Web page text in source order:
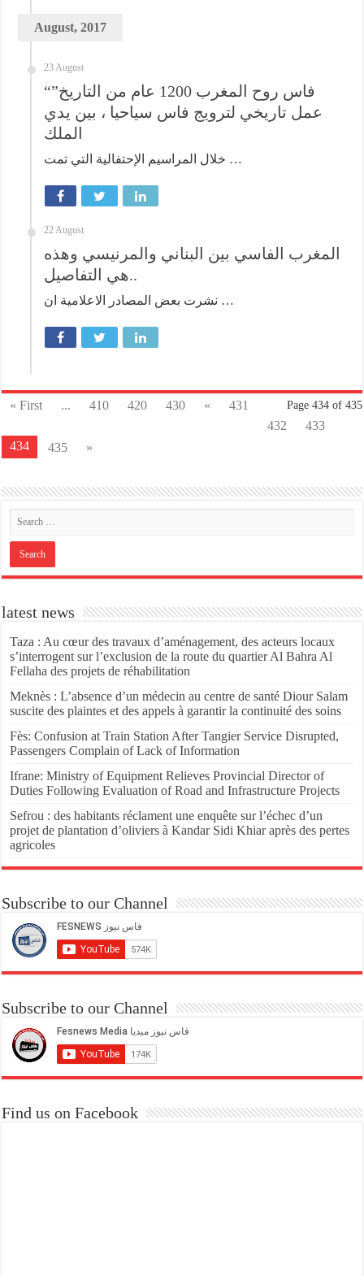
August, 2017
23 August
“فاس روح المغرب 1200 عام من التاريخ”
عمل تاريخي لترويج فاس سياحيا ، بين يدي
الملك
خلال المراسيم الإحتفالية التي تمت …
22 August
المغرب الفاسي بين البناني والمرنيسي وهذه
هي التفاصيل..
نشرت بعض المصادر الاعلامية ان …
Page 434 of 435
« First ... 410 420 430 «
431
432
433
434
435 »
latest news
Taza : Au cœur des travaux d’aménagement, des acteurs locaux
s’interrogent sur l’exclusion de la route du quartier Al Bahra Al
Fellaha des projets de réhabilitation
Meknès : L’absence d’un médecin au centre de santé Diour Salam
suscite des plaintes et des appels à garantir la continuité des soins
Fès: Confusion at Train Station After Tangier Service Disrupted,
Passengers Complain of Lack of Information
Ifrane: Ministry of Equipment Relieves Provincial Director of
Duties Following Evaluation of Road and Infrastructure Projects
Sefrou : des habitants réclament une enquête sur l’échec d’un
projet de plantation d’oliviers à Kandar Sidi Khiar après des pertes
agricoles
Subscribe to our Channel
Subscribe to our Channel
Find us on Facebook